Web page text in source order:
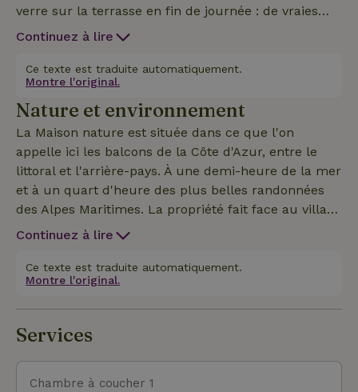
verre sur la terrasse en fin de journée : de vraies
vacances...Rez-de-jardin avec grand salon, piano,
poêle à bois...Grande mezzanine avec lit de 160 cm
et TV.Petite chambre avec lits de 180x80 cm (pour
un ou deux enfants) et bureau. Salle d'eau avec
lave-linge et toilettes.
Continuez à lire
Ce texte est traduite automatiquement.
Montre l'original.
Nature et environnement
La Maison nature est située dans ce que l'on
appelle ici les balcons de la Côte d'Azur, entre le
littoral et l'arrière-pays. À une demi-heure de la mer
et à un quart d'heure des plus belles randonnées
des Alpes Maritimes. La propriété fait face au village
du Bar sur Loup et offre une vue incroyable sur les
comprend la maison familiale et deux petites
maisons complètement indépendantes. Il y a aussi
une piscine et un très grand jardin. Un compromis
parfait pour visiter la Côte d'Azur tout en
conservant un sens de la Provence d'antan.
Continuez à lire
Ce texte est traduite automatiquement.
Montre l'original.
Services
Chambre à coucher 1